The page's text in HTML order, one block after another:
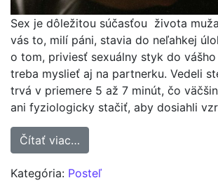
Sex je dôležitou súčasťou života
vás to, milí páni, stavia do neľahkej
o tom, priviesť sexuálny styk do
treba myslieť aj na partnerku. Vedeli
trvá v priemere 5 až 7 minút, čo
ani fyziologicky stačiť, aby dosiahli
Čítať viac…
Kategória: Posteľ